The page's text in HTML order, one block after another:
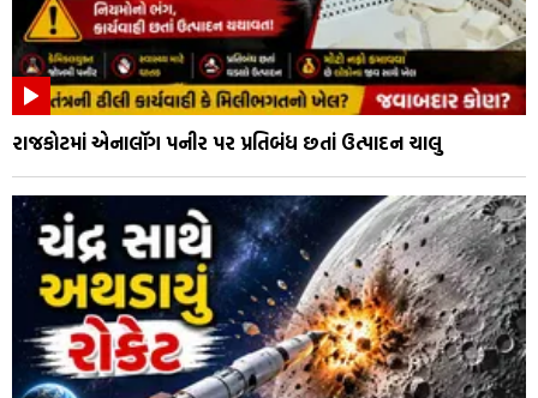
રાજકોટમાં એનાલૉગ પનીર પર પ્રતિબંધ છતાં ઉત્પાદન ચાલુ